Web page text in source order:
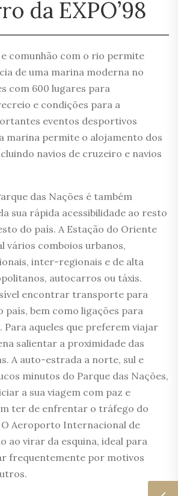
da EXPO’98
comunhão com o rio permite
de uma marina moderna no
com 600 lugares para
e condições para a
eventos desportivos
marina permite o alojamento dos
navios de cruzeiro e navios
das Nações é também
sua rápida acessibilidade ao resto
do país. A Estação do Oriente
vários comboios urbanos,
inter-regionais e de alta
autocarros ou táxis.
encontrar transporte para
país, bem como ligações para
Para aqueles que preferem viajar
salientar a proximidade das
A auto-estrada a norte, sul e
minutos do Parque das Nações,
a sua viagem com paz e
ter de enfrentar o tráfego do
Aeroporto Internacional de
ao virar da esquina, ideal para
frequentemente por motivos